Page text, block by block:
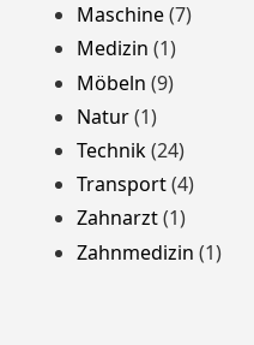
Maschine(7)
Medizin (1)
Möbeln (9)
Natur(1)
Technik(24)
Transport(4)
Zahnarzt(1)
Zahnmedizin (1)